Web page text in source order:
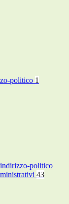
politico 1
politico
43